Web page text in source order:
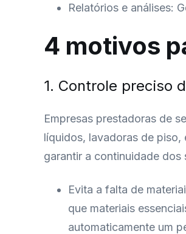
Relatórios e análises:
4 motivos
1. Controle preciso
Empresas prestadoras de
líquidos, lavadoras de piso,
garantir a continuidade
Evita a falta de
que materiais
automaticamente um